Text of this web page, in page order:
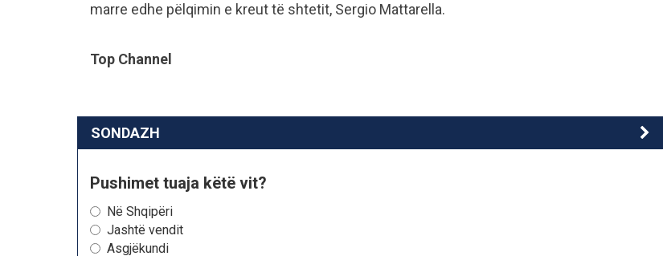
marre edhe pëlqimin e kreut të shtetit, Sergio Mattarella.
Top Channel
SONDAZH
Pushimet tuaja këtë vit?
Në Shqipëri
Jashtë vendit
Asgjëkundi